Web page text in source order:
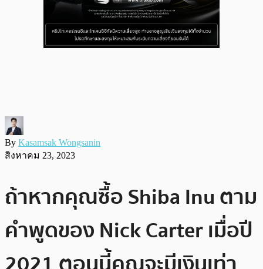
By Kasamsak Wongsanin
สิงหาคม 23, 2023
ถ้าหากคุณซื้อ Shiba Inu ตาม
คำพูดของ Nick Carter เมื่อปี